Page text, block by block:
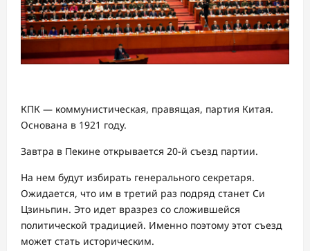
КПК — коммунистическая, правящая, партия Китая.
Основана в 1921 году.
Завтра в Пекине открывается 20-й съезд партии.
На нем будут избирать генерального секретаря.
Ожидается, что им в третий раз подряд станет Си
Цзиньпин. Это идет вразрез со сложившейся
политической традицией. Именно поэтому этот съезд
может стать историческим.